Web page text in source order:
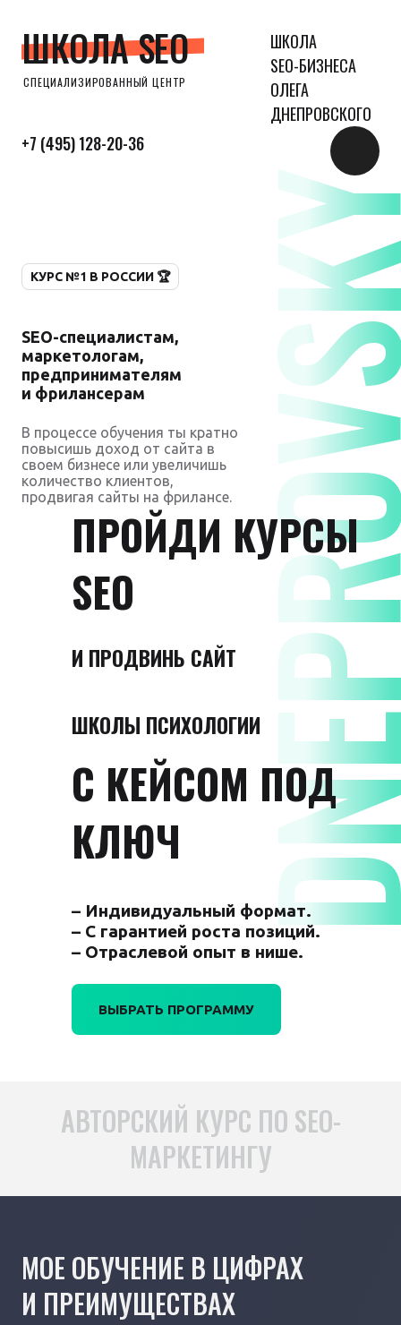
ШКОЛА SEO
СПЕЦИАЛИЗИРОВАННЫЙ ЦЕНТР
ШКОЛА
SEO-БИЗНЕСА
ОЛЕГА
ДНЕПРОВСКОГО
+7 (495) 128-20-36
КУРС №1 В РОССИИ 🏆
SEO-специалистам,
маркетологам,
предпринимателям
и фрилансерам
В процессе обучения ты кратно
повысишь доход от сайта в
своем бизнесе или увеличишь
количество клиентов,
продвигая сайты на фрилансе.
ПРОЙДИ КУРСЫ
SEO
И ПРОДВИНЬ САЙТ
ШКОЛЫ ПСИХОЛОГИИ
С КЕЙСОМ ПОД
КЛЮЧ
– Индивидуальный формат.
– С гарантией роста позиций.
– Отраслевой опыт в нише.
ВЫБРАТЬ ПРОГРАММУ
АВТОРСКИЙ КУРС ПО SEO-
МАРКЕТИНГУ
МОЕ ОБУЧЕНИЕ В ЦИФРАХ
И ПРЕИМУЩЕСТВАХ